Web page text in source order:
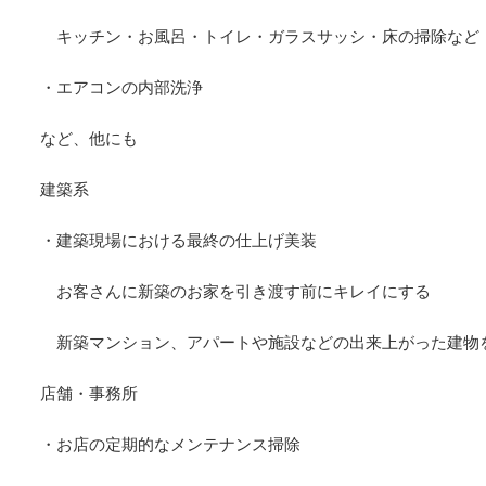
キッチン・お風呂・トイレ・ガラスサッシ・床の掃除など
・エアコンの内部洗浄
など、他にも
建築系
・建築現場における最終の仕上げ美装
お客さんに新築のお家を引き渡す前にキレイにする
新築マンション、アパートや施設などの出来上がった建物
店舗・事務所
・お店の定期的なメンテナンス掃除